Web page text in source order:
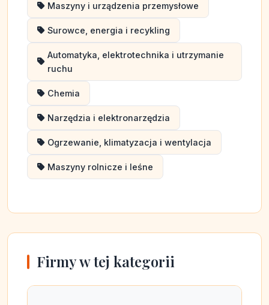
Maszyny i urządzenia przemysłowe
Surowce, energia i recykling
Automatyka, elektrotechnika i utrzymanie
ruchu
Chemia
Narzędzia i elektronarzędzia
Ogrzewanie, klimatyzacja i wentylacja
Maszyny rolnicze i leśne
Firmy w tej kategorii